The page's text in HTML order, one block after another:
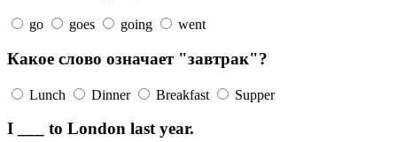
go goes going went
Какое слово означает "завтрак"?
Lunch Dinner Breakfast Supper
I ___ to London last year.